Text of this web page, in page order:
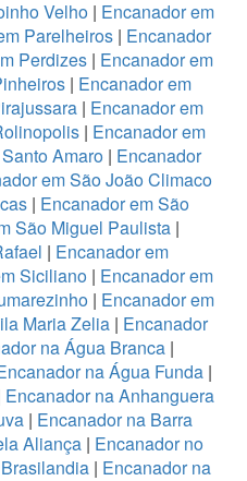
Velho | Encanador em
Parelheiros| Encanador
Perdizes | Encanador em
| Encanador em
| Encanador em
| Encanador em
Amaro| Encanador
em São João Climaco
| Encanador em São
São Miguel Paulista|
| Encanador em
Siciliano| Encanador em
| Encanador em
Maria Zelia | Encanador
na Água Branca |
na Água Funda |
Encanador na Anhanguera
| Encanador na Barra
Aliança | Encanador no
| Encanador na